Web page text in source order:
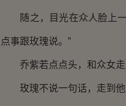
随之，目光在众人脸上一
点事跟玫瑰说。”
乔紫若点点头，和众女走
玫瑰不说一句话，走到他